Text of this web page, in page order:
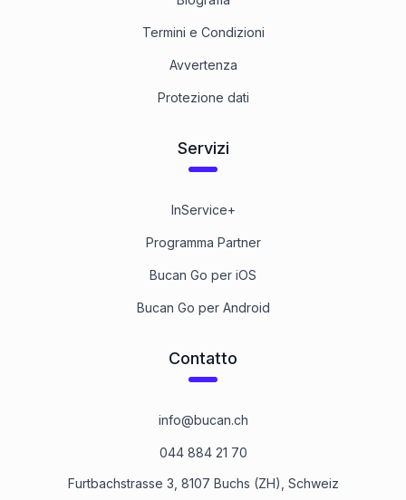
Termini e Condizioni
Avvertenza
Protezione dati
Servizi
InService+
Programma Partner
Bucan Go per iOS
Bucan Go per Android
Contatto
info@bucan.ch
044 884 21 70
Furtbachstrasse 3, 8107 Buchs (ZH), Schweiz